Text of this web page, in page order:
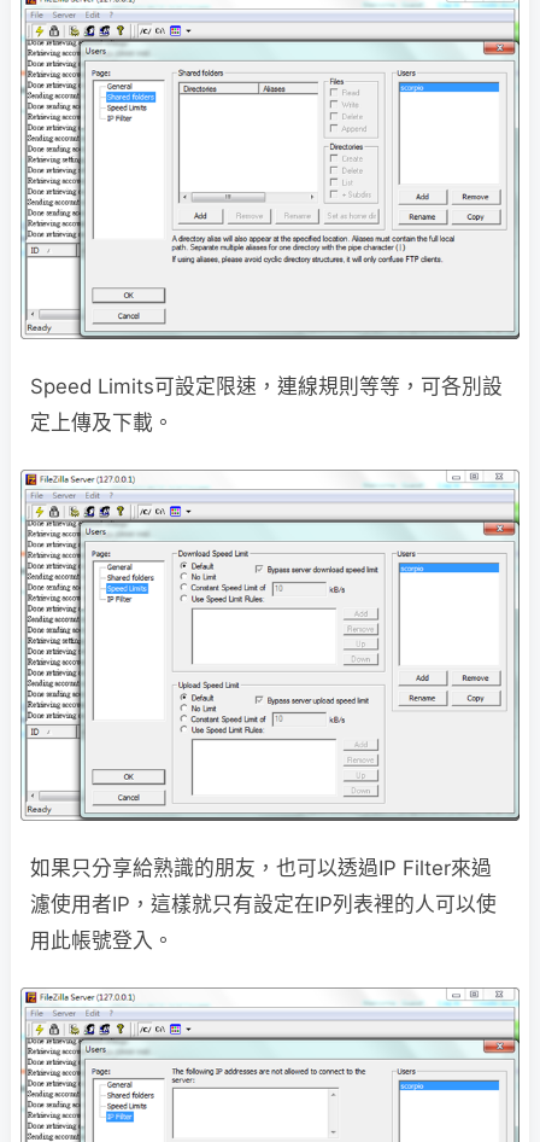
Speed Limits可設定限速，連線規則等等，可各別設
定上傳及下載。
如果只分享給熟識的朋友，也可以透過IP Filter來過
濾使用者IP，這樣就只有設定在IP列表裡的人可以使
用此帳號登入。